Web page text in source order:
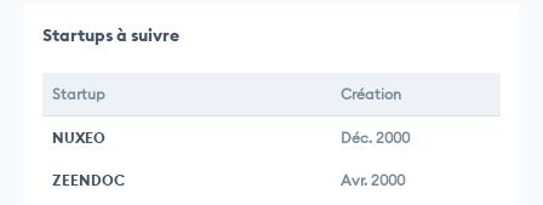
Startups à suivre
Startup Création
NUXEO Déc. 2000
ZEENDOC Avr. 2000